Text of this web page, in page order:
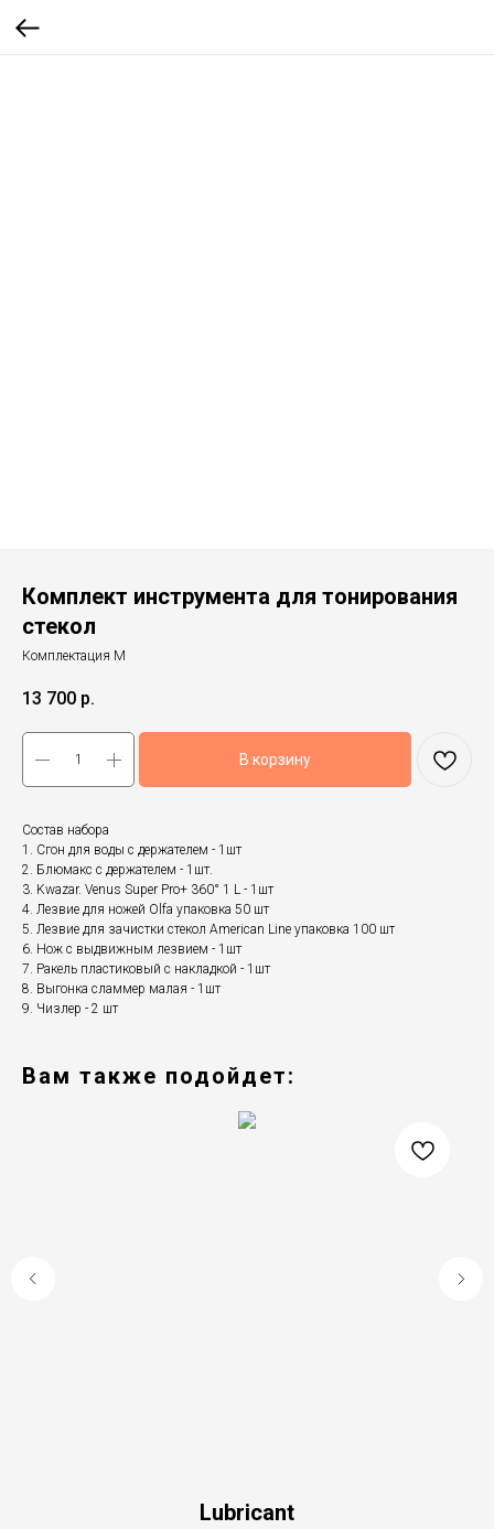
Комплект инструмента для тонирования
стекол
Комплектация М
13 700 р.
В корзину
Состав набора
1. Сгон для воды с держателем - 1шт
2. Блюмакс с держателем - 1шт.
3. Kwazar. Venus Super Pro+ 360° 1 L - 1шт
4. Лезвие для ножей Olfa упаковка 50 шт
5. Лезвие для зачистки стекол American Line упаковка 100 шт
6. Нож с выдвижным лезвием - 1шт
7. Ракель пластиковый с накладкой - 1шт
8. Выгонка сламмер малая - 1шт
9. Чизлер - 2 шт
Вам также подойдет:
Lubricant